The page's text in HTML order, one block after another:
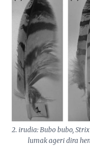
2. irudia: Bubo bubo,
lumak ageri dira